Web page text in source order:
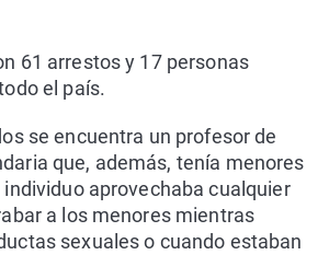
61 arrestos y 17 personas
el país.
se encuentra un profesor de
que, además, tenía menores
aprovechaba cualquier
a los menores mientras
sexuales o cuando estaban